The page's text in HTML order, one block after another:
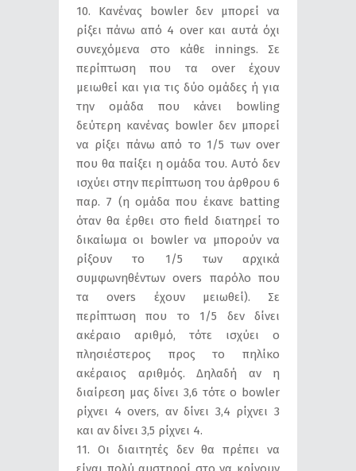
10. Κανένας bowler δεν μπορεί να
ρίξει πάνω από 4 over και αυτά όχι
συνεχόμενα στο κάθε innings. Σε
περίπτωση που τα over έχουν
μειωθεί και για τις δύο ομάδες ή για
την ομάδα που κάνει bowling
δεύτερη κανένας bowler δεν μπορεί
να ρίξει πάνω από το 1/5 των over
που θα παίξει η ομάδα του. Αυτό δεν
ισχύει στην περίπτωση του άρθρου 6
παρ. 7 (η ομάδα που έκανε batting
όταν θα έρθει στο field διατηρεί το
δικαίωμα οι bowler να μπορούν να
ρίξουν το 1/5 των αρχικά
συμφωνηθέντων overs παρόλο που
τα overs έχουν μειωθεί). Σε
περίπτωση που το 1/5 δεν δίνει
ακέραιο αριθμό, τότε ισχύει ο
πλησιέστερος προς το πηλίκο
ακέραιος αριθμός. Δηλαδή αν η
διαίρεση μας δίνει 3,6 τότε ο bowler
ρίχνει 4 overs, αν δίνει 3,4 ρίχνει 3
και αν δίνει 3,5 ρίχνει 4.
11. Οι διαιτητές δεν θα πρέπει να